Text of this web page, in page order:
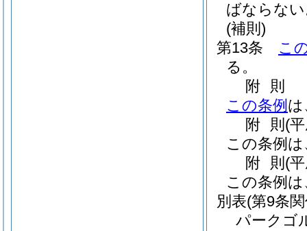
ばならな
(補則)
第13条
こ
る。
附 則
この条例 は
附 則 (
この条例
附 則 (
この条例
別表(第9条
パークゴ